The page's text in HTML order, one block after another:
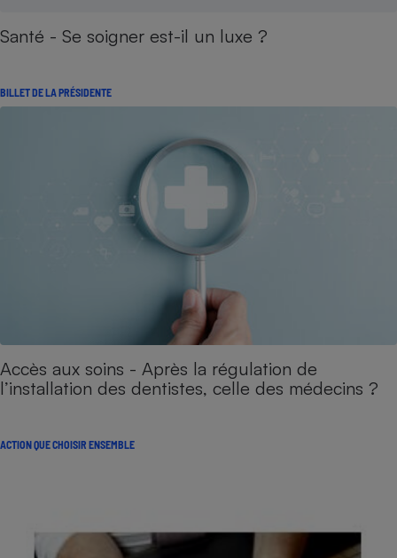
Santé - Se soigner est-il un luxe ?
BILLET DE LA PRÉSIDENTE
Accès aux soins - Après la régulation de
l’installation des dentistes, celle des médecins ?
ACTION QUE CHOISIR ENSEMBLE